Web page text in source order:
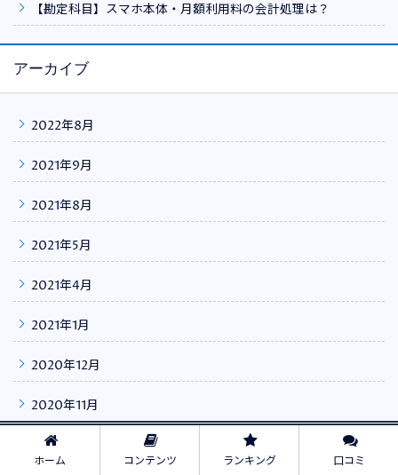
【勘定科目】スマホ本体・月額利用料の会計処理は？
アーカイブ
2022年8月
2021年9月
2021年8月
2021年5月
2021年4月
2021年1月
2020年12月
2020年11月
2020年9月
ホーム コンテンツ ランキング 口コミ